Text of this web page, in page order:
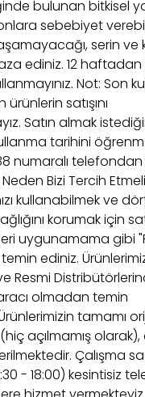
bulunan bitkisel
sebebiyet
serin ve
ediniz. 12 haftadan
Not: Son
satışını
Satın almak
tarihini
numaralı
Bizi Tercih
kullanabilmek ve
korumak için
uygunamama gibi
temin ediniz.
Resmi
olmadan temin
tamamı
açılmamış olarak),
Çalışma
- 18:00) kesintisiz